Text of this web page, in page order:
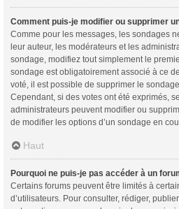
Comment puis-je modifier ou supprimer
Comme pour les messages, les sondages
leur auteur, les modérateurs et les
sondage, modifiez tout simplement le
sondage est obligatoirement associé à ce
voté, il est possible de supprimer le
Cependant, si des votes ont été exprimés,
administrateurs peuvent modifier ou
de modifier les options d’un sondage en
Haut
Pourquoi ne puis-je pas accéder à un
Certains forums peuvent être limités à
d’utilisateurs. Pour consulter, rédiger,